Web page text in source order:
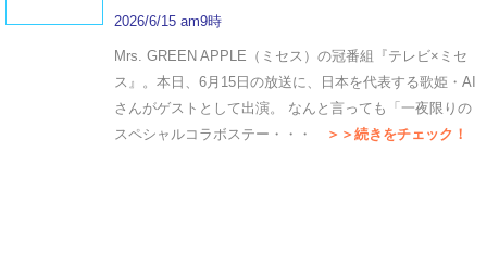
2026/6/15 am9時
Mrs. GREEN APPLE（ミセス）の冠番組『テレビ×ミセ
ス』。本日、6月15日の放送に、日本を代表する歌姫・AI
さんがゲストとして出演。 なんと言っても「一夜限りの
スペシャルコラボステー・・・
＞＞続きをチェック！